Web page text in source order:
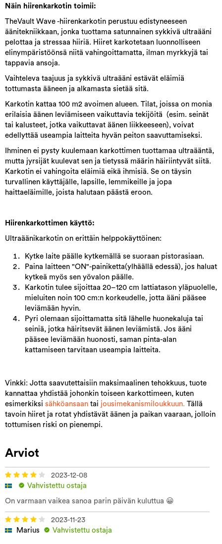
Näin hiirenkarkotin toimii:
TheVault Wave -hiirenkarkotin perustuu edistyneeseen
äänitekniikkaan, jonka tuottama satunnainen sykkivä ultraääni
pelottaa ja stressaa hiiriä. Hiiret karkotetaan luonnolliseen
elinympäristöönsä niitä vahingoittamatta, ilman myrkkyjä tai
tappavia ansoja.
Vaihteleva taajuus ja sykkivä ultraääni estävät eläimiä
tottumasta ääneen ja alkamasta sietää sitä.
Karkotin kattaa 100 m2 avoimen alueen. Tilat, joissa on monia
erilaisia äänen leviämiseen vaikuttavia tekijöitä (esim. seinät
tai kalusteet, jotka vaikuttavat äänen liikkeeseen), voivat
edellyttää useampia laitteita hyvän peiton saavuttamiseksi.
Ihminen ei pysty kuulemaan karkottimen tuottamaa ultraääntä,
mutta jyrsijät kuulevat sen ja tietyssä määrin häiriintyvät siitä.
Karkotin ei vahingoita eläimiä eikä ihmisiä. Se on täysin
turvallinen käyttäjälle, lapsille, lemmikeille ja jopa
haittaeläimille, joista halutaan päästä eroon.
Hiirenkarkottimen käyttö:
Ultraäänikarkotin on erittäin helppokäyttöinen:
Kytke laite päälle kytkemällä se suoraan pistorasiaan.
Paina laitteen "ON"-painiketta(ylhäällä edessä), jos haluat
kytkeä myös sen yövalon päälle.
Karkotin tulee sijoittaa 20–120 cm lattiatason yläpuolelle,
mieluiten noin 100 cm:n korkeudelle, jotta ääni pääsee
leviämään hyvin.
Pyri olemaan sijoittamatta sitä lähelle huonekaluja tai
seiniä, jotka häiritsevät äänen leviämistä. Jos ääni
pääsee leviämään huonosti, saman pinta-alan
kattamiseen tarvitaan useampia laitteita.
Vinkki: Jotta saavutettaisiin maksimaalinen tehokkuus, tuote
kannattaa yhdistää johonkin toiseen karkottimeen, kuten
esimerkiksi sähköansaan tai jousimekanismiloukkuun. Tällä
tavoin hiiret ja rotat yhdistävät äänen ja paikan vaaraan, jolloin
tottumisen riski on pienempi.
Arviot
2023-12-08
Vahvistettu ostaja
On varmaan vaikea sanoa parin päivän kuluttua 😀
2023-11-23
Marius
Vahvistettu ostaja